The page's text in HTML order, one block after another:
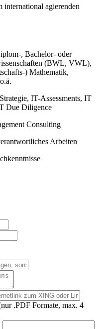
international agierenden
, Bachelor- oder
(BWL, VWL),
) Mathematik,
IT-Assessments, IT
Due Diligence
Consulting
Arbeiten
.PDF Formate, max. 4